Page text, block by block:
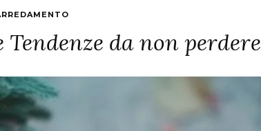
da non perdere